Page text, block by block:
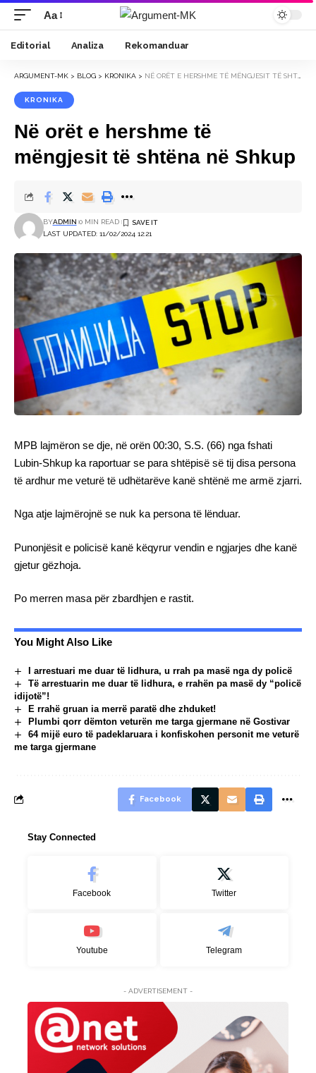
Font
Resizer
Aa
Editorial Analiza Rekomanduar
ARGUMENT-MK > BLOG > KRONIKA > NË ORËT E HERSHME TË MËNGJESIT TË SHTËNA NË SHKUP
KRONIKA
Në orët e hershme të
mëngjesit të shtëna në Shkup
LAST UPDATED: 11/02/2024 12:21
BYADMIN 0 MIN READ
MPB lajmëron se dje, në orën 00:30, S.S. (66) nga fshati
Lubin-Shkup ka raportuar se para shtëpisë së tij disa persona
të ardhur me veturë të udhëtarëve kanë shtënë me armë zjarri.
Nga atje lajmërojnë se nuk ka persona të lënduar.
Punonjësit e policisë kanë këqyrur vendin e ngjarjes dhe kanë
gjetur gëzhoja.
Po merren masa për zbardhjen e rastit.
You Might Also Like
I arrestuari me duar të lidhura, u rrah pa masë nga dy policë
Të arrestuarin me duar të lidhura, e rrahën pa masë dy “policë
idijotë”!
E rrahë gruan ia merrë paratë dhe zhduket!
Plumbi qorr dëmton veturën me targa gjermane në Gostivar
64 mijë euro të padeklaruara i konfiskohen personit me veturë
me targa gjermane
Facebook
Stay Connected
Facebook Twitter
Youtube Telegram
- ADVERTISEMENT -